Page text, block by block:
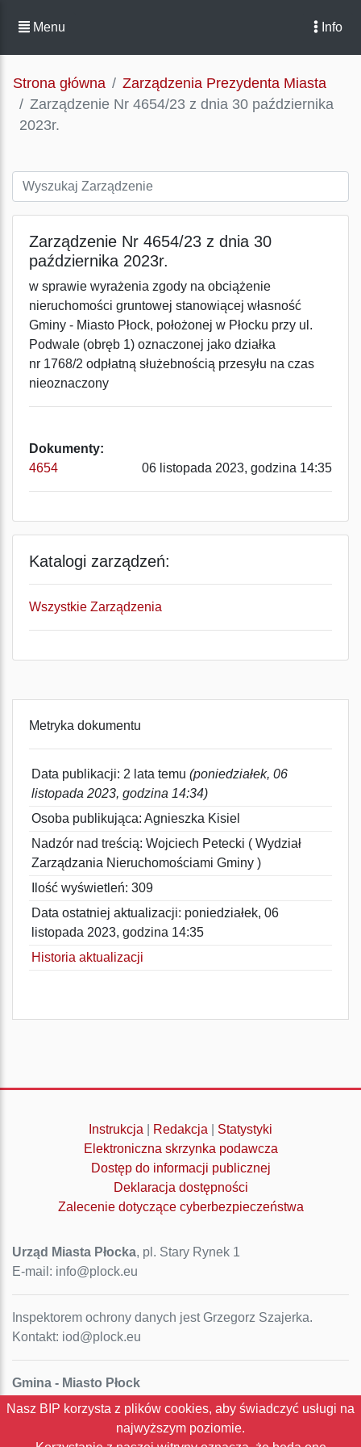
Menu Info
Strona główna
Zarządzenia Prezydenta Miasta
Zarządzenie Nr 4654/23 z dnia 30 października
2023r.
Zarządzenie Nr 4654/23 z dnia 30
października 2023r.
w sprawie wyrażenia zgody na obciążenie
nieruchomości gruntowej stanowiącej własność
Gminy - Miasto Płock, położonej w Płocku przy ul.
Podwale (obręb 1) oznaczonej jako działka
nr 1768/2 odpłatną służebnością przesyłu na czas
nieoznaczony
Dokumenty:
4654
06 listopada 2023, godzina 14:35
Katalogi zarządzeń:
Wszystkie Zarządzenia
Metryka dokumentu
Data publikacji: 2 lata temu (poniedziałek, 06
listopada 2023, godzina 14:34)
Osoba publikująca: Agnieszka Kisiel
Nadzór nad treścią: Wojciech Petecki ( Wydział
Zarządzania Nieruchomościami Gminy )
Ilość wyświetleń: 309
Data ostatniej aktualizacji: poniedziałek, 06
listopada 2023, godzina 14:35
Historia aktualizacji
Instrukcja Redakcja
Statystyki
Elektroniczna skrzynka podawcza
Dostęp do informacji publicznej
Deklaracja dostępności
Zalecenie dotyczące cyberbezpieczeństwa
Urząd Miasta Płocka, pl. Stary Rynek 1
E-mail: info@plock.eu
Inspektorem ochrony danych jest Grzegorz Szajerka.
Kontakt: iod@plock.eu
Gmina - Miasto Płock
Pl. Stary Rynek 1
NIP: 774-31-35-712
Nasz BIP korzysta z plików cookies, aby świadczyć usługi na
najwyższym poziomie.